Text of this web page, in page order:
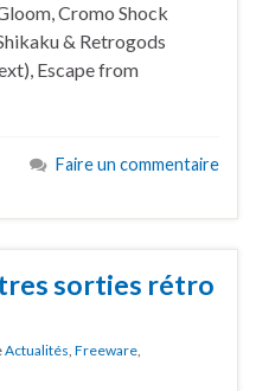
Cromo Shock
& Retrogods
Escape from
Faire un commentaire
sorties rétro
Actualités Freeware